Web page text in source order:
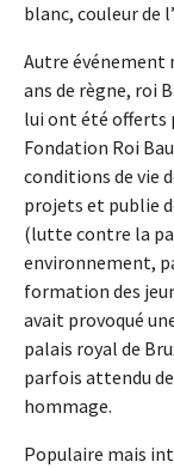
blanc, couleur de
Autre événement
ans de règne, roi
lui ont été offerts
Fondation Roi
conditions de vie
projets et publie
(lutte contre la
environnement,
formation des
avait provoqué
palais royal de
parfois attendu
hommage.
Populaire mais